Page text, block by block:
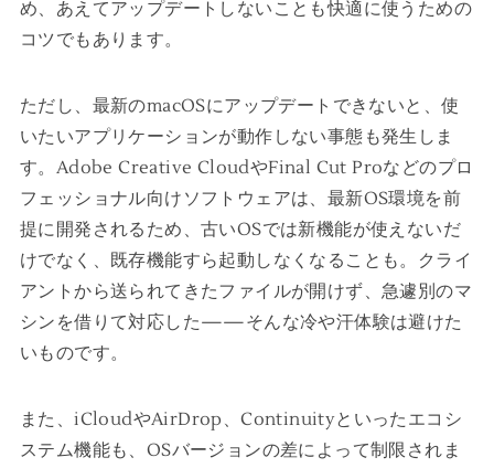
め、あえてアップデートしないことも快適に使うための
コツでもあります。
ただし、最新のmacOSにアップデートできないと、使
いたいアプリケーションが動作しない事態も発生しま
す。Adobe Creative CloudやFinal Cut Proなどのプロ
フェッショナル向けソフトウェアは、最新OS環境を前
提に開発されるため、古いOSでは新機能が使えないだ
けでなく、既存機能すら起動しなくなることも。クライ
アントから送られてきたファイルが開けず、急遽別のマ
シンを借りて対応した——そんな冷や汗体験は避けた
いものです。
また、iCloudやAirDrop、Continuityといったエコシ
ステム機能も、OSバージョンの差によって制限されま